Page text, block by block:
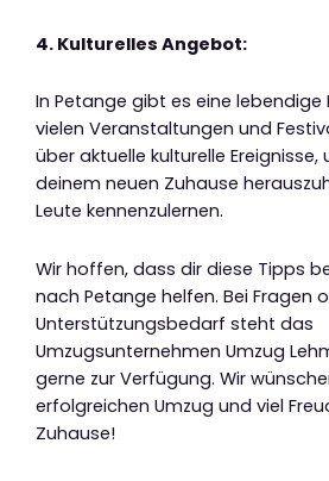
4. Kulturelles Angebot:
In Petange gibt es eine lebendige
vielen Veranstaltungen und
über aktuelle kulturelle
deinem neuen Zuhause
Leute kennenzulernen.
Wir hoffen, dass dir diese Tipps
nach Petange helfen. Bei Fragen
Unterstützungsbedarf steht das
Umzugsunternehmen Umzug
gerne zur Verfügung. Wir
erfolgreichen Umzug und viel
Zuhause!